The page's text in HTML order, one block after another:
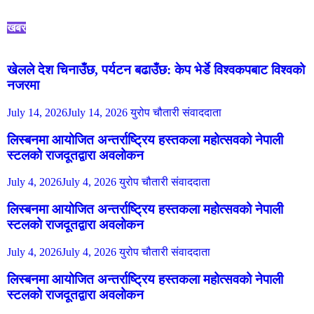
खबर
खेलले देश चिनाउँछ, पर्यटन बढाउँछ: केप भेर्डे विश्वकपबाट विश्वको
नजरमा
July 14, 2026July 14, 2026 युरोप चौतारी संवाददाता
लिस्बनमा आयोजित अन्तर्राष्ट्रिय हस्तकला महोत्सवको नेपाली
स्टलको राजदूतद्वारा अवलोकन
July 4, 2026July 4, 2026 युरोप चौतारी संवाददाता
लिस्बनमा आयोजित अन्तर्राष्ट्रिय हस्तकला महोत्सवको नेपाली
स्टलको राजदूतद्वारा अवलोकन
July 4, 2026July 4, 2026 युरोप चौतारी संवाददाता
लिस्बनमा आयोजित अन्तर्राष्ट्रिय हस्तकला महोत्सवको नेपाली
स्टलको राजदूतद्वारा अवलोकन